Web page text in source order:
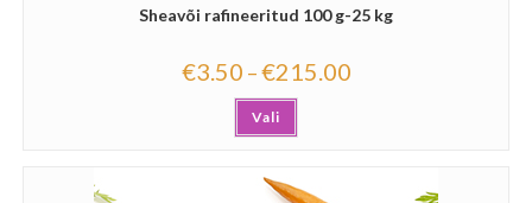
Sheavõi rafineeritud 100 g-25 kg
€3.50 –€215.00
Vali